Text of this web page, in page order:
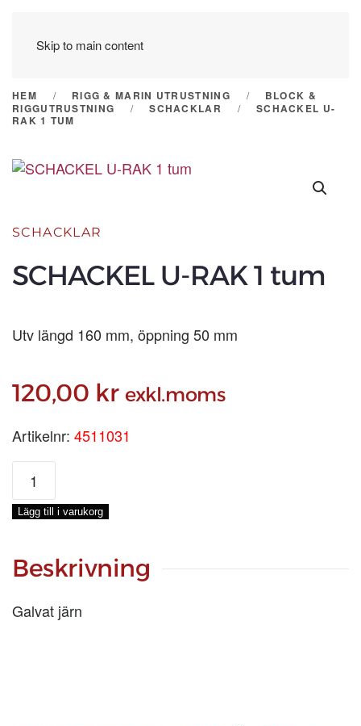
Skip to main content
HEM RIGG & MARIN UTRUSTNING
BLOCK &
RIGGUTRUSTNING
SCHACKLAR
SCHACKEL U-
RAK 1 TUM
SCHACKLAR
SCHACKEL U-RAK 1 tum
Utv längd 160 mm, öppning 50 mm
120,00 kr exkl.moms
Artikelnr: 4511031
SCHACKEL
RAK
1
mängd
Lägg till i varukorg
Beskrivning
Galvat järn